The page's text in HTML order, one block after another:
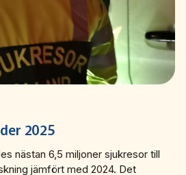
2025
nästan 6,5 miljoner sjukresor till
jämfört med 2024. Det